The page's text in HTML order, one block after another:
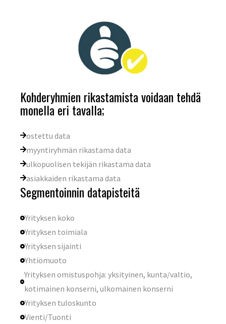
Kohderyhmien rikastamista voidaan tehdä
monella eri tavalla;
ostettu data
myyntiryhmän rikastama data
ulkopuolisen tekijän rikastama data
asiakkaiden rikastama data
Segmentoinnin datapisteitä
Yrityksen koko
Yrityksen toimiala
Yrityksen sijainti
Yhtiömuoto
Yrityksen omistuspohja: yksityinen, kunta/valtio,
kotimainen konserni, ulkomainen konserni
Yrityksen tuloskunto
Vienti/Tuonti